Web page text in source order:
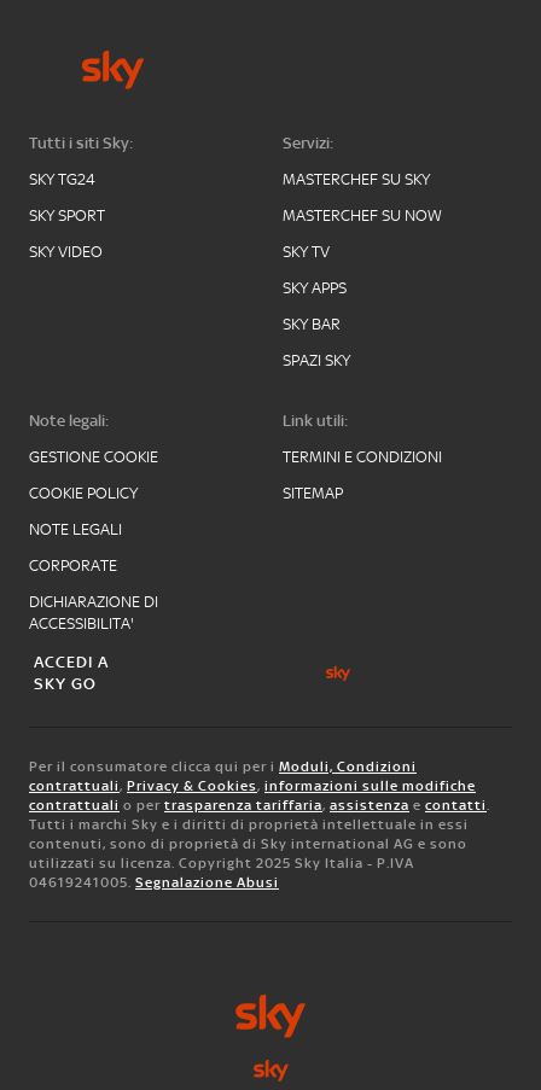
Tutti i siti Sky:
SKY TG24
SKY SPORT
SKY VIDEO
Servizi:
MASTERCHEF SU SKY
MASTERCHEF SU NOW
SKY TV
SKY APPS
SKY BAR
SPAZI SKY
Note legali:
GESTIONE COOKIE
COOKIE POLICY
NOTE LEGALI
CORPORATE
DICHIARAZIONE DI
ACCESSIBILITA'
Link utili:
TERMINI E CONDIZIONI
SITEMAP
ACCEDI A
SKY GO
Per il consumatore clicca qui per i Moduli, Condizioni
contrattuali , Privacy & Cookies, informazioni sulle modifiche
contrattuali o per trasparenza tariffaria, assistenza e contatti
Tutti i marchi Sky e i diritti di proprietà intellettuale in essi
contenuti, sono di proprietà di Sky international AG e sono
utilizzati su licenza. Copyright 2025 Sky Italia - P.IVA
04619241005. Segnalazione Abusi